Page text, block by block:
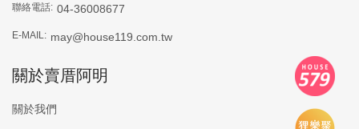
聯絡電話: 04-36008677
E-MAIL: may@house119.com.tw
關於賣厝阿明
關於我們